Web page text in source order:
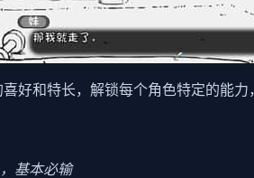
好和特长，解锁每个角色特定的能力
基本必输